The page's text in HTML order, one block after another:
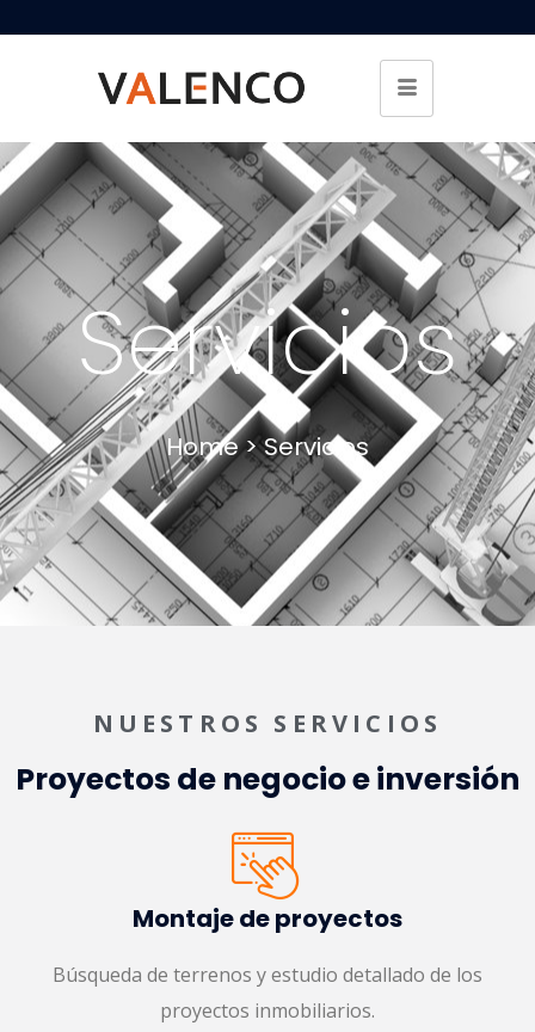
Servicios
Home > Servicios
NUESTROS SERVICIOS
Proyectos de negocio e inversión
Montaje de proyectos
Búsqueda de terrenos y estudio detallado de los
proyectos inmobiliarios.